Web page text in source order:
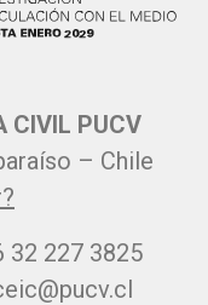
CIVIL PUCV
– Chile
32 227 3825